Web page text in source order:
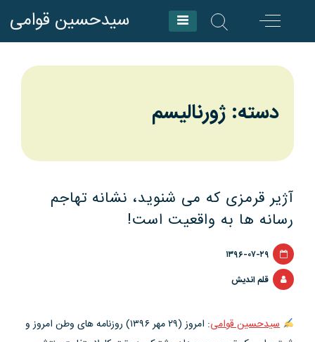
سیدحسین قوامی
دسته: ژورنالیسم
آژیر قرمزی که می شنوید، نشانه تهاجم
رسانه ها به واقعیت است!
۱۳۹۶-۰۷-۲۹
قلم اندیش
سیدحسین قوامی
: امروز (۲۹ مهر ۱۳۹۶) روزنامه های وطن امروز و